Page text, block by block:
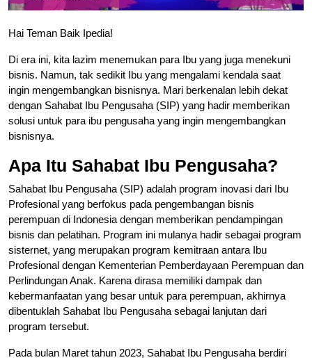
Hai Teman Baik Ipedia!
Di era ini, kita lazim menemukan para Ibu yang juga menekuni
bisnis. Namun, tak sedikit Ibu yang mengalami kendala saat
ingin mengembangkan bisnisnya. Mari berkenalan lebih dekat
dengan Sahabat Ibu Pengusaha (SIP) yang hadir memberikan
solusi untuk para ibu pengusaha yang ingin mengembangkan
bisnisnya.
Apa Itu Sahabat Ibu Pengusaha?
Sahabat Ibu Pengusaha (SIP) adalah program inovasi dari Ibu
Profesional yang berfokus pada pengembangan bisnis
perempuan di Indonesia dengan memberikan pendampingan
bisnis dan pelatihan. Program ini mulanya hadir sebagai program
sisternet, yang merupakan program kemitraan antara Ibu
Profesional dengan Kementerian Pemberdayaan Perempuan dan
Perlindungan Anak. Karena dirasa memiliki dampak dan
kebermanfaatan yang besar untuk para perempuan, akhirnya
dibentuklah Sahabat Ibu Pengusaha sebagai lanjutan dari
program tersebut.
Pada bulan Maret tahun 2023, Sahabat Ibu Pengusaha berdiri